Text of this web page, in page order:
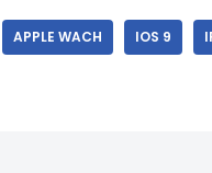
APPLE WACH IOS 9